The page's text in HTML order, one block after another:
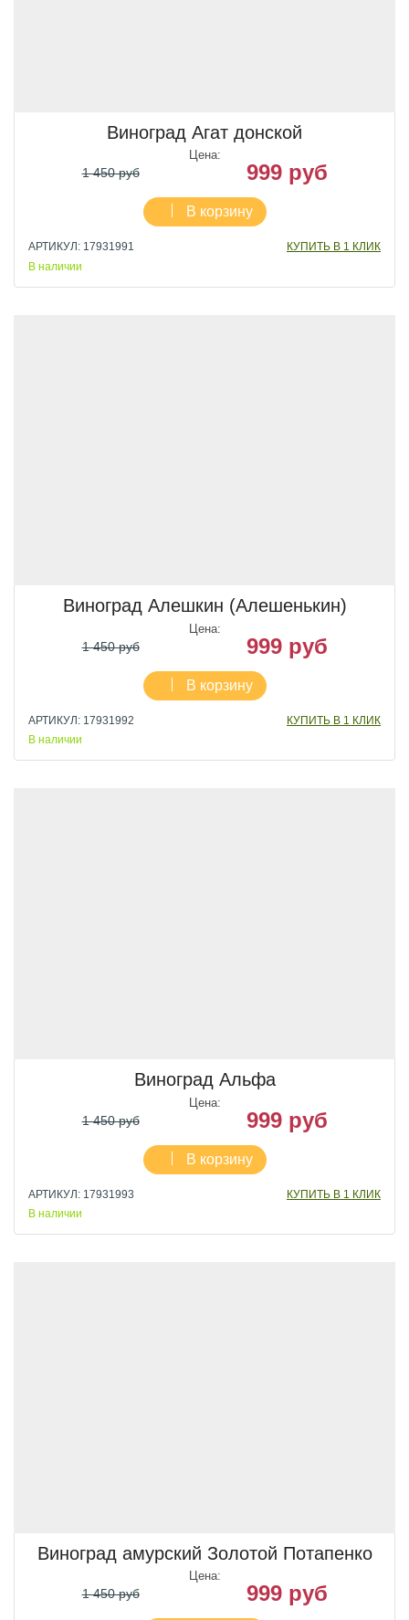
Виноград Агат донской
Цена:
1 450 руб 999 руб
В корзину
АРТИКУЛ: 17931991
КУПИТЬ В 1 КЛИК
В наличии
Виноград Алешкин (Алешенькин)
Цена:
1 450 руб 999 руб
В корзину
АРТИКУЛ: 17931992
КУПИТЬ В 1 КЛИК
В наличии
Виноград Альфа
Цена:
1 450 руб 999 руб
В корзину
АРТИКУЛ: 17931993
КУПИТЬ В 1 КЛИК
В наличии
Виноград амурский Золотой Потапенко
Цена:
1 450 руб 999 руб